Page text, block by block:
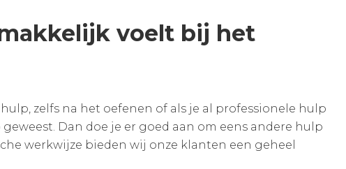
voelt bij het
zelfs na het oefenen of als je al professionele hulp
Dan doe je er goed aan om eens andere hulp
werkwijze bieden wij onze klanten een geheel